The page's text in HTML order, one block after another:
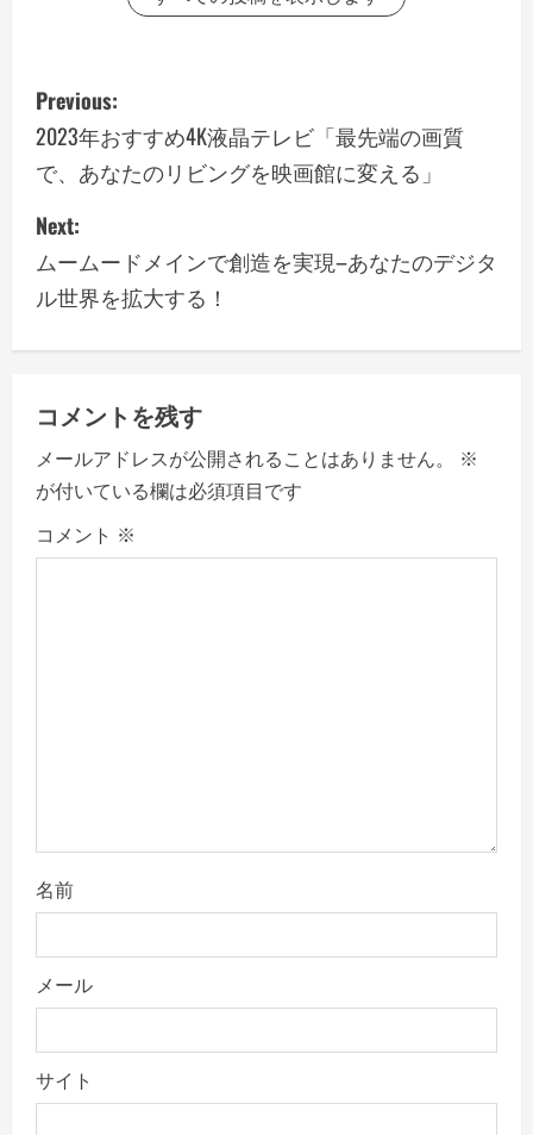
P
o
s
t
n
a
i
g
a
Previous:
2023年おすすめ4K液晶テレビ「最先端の画質
で、あなたのリビングを映画館に変える」
Next:
ムームードメインで創造を実現–あなたのデジタ
ル世界を拡大する！
コメントを残す
メールアドレスが公開されることはありません。
※
が付いている欄は必須項目です
コメント ※
名前
メール
サイト